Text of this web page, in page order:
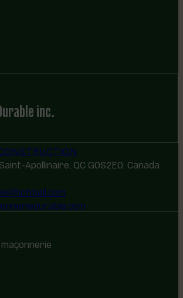
inc.
Apollinaire, QC G0S2E0, Canada